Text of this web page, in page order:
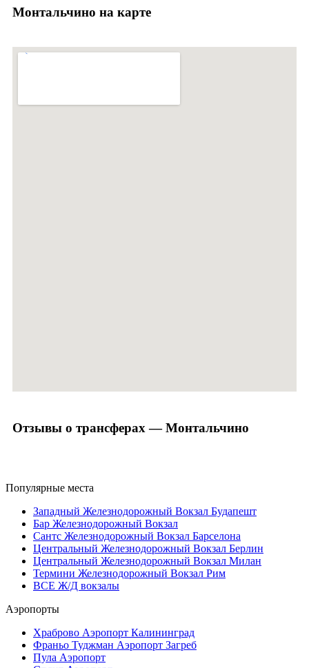
Монтальчино на карте
Отзывы о трансферах — Монтальчино
Популярные места
Западный Железнодорожный Вокзал Будапешт
Бар Железнодорожный Вокзал
Сантс Железнодорожный Вокзал Барселона
Центральный Железнодорожный Вокзал Берлин
Центральный Железнодорожный Вокзал Милан
Термини Железнодорожный Вокзал Рим
ВСЕ Ж/Д вокзалы
Аэропорты
Храброво Аэропорт Калининград
Франьо Туджман Аэропорт Загреб
Пула Аэропорт